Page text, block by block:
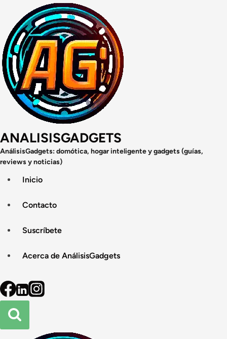
contenido
ANALISISGADGETS
AnálisisGadgets: domótica, hogar inteligente y gadgets (guías,
reviews y noticias)
Inicio
Contacto
Suscríbete
Acerca de AnálisisGadgets